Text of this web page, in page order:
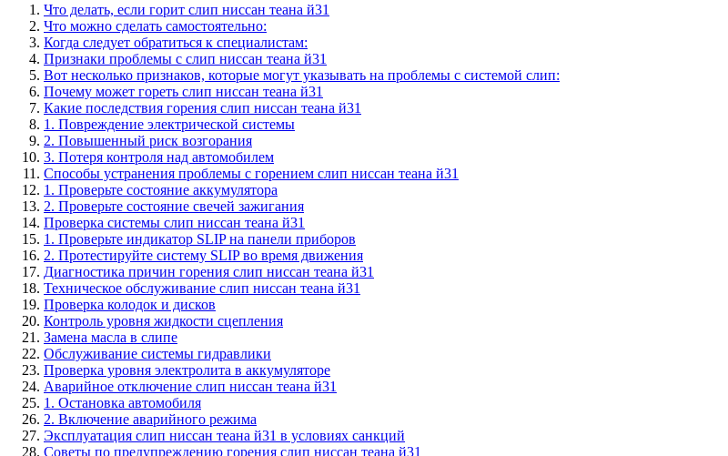
Что делать, если горит слип ниссан теана й31
Что можно сделать самостоятельно:
Когда следует обратиться к специалистам:
Признаки проблемы с слип ниссан теана й31
Вот несколько признаков, которые могут указывать на проблемы с системой слип:
Почему может гореть слип ниссан теана й31
Какие последствия горения слип ниссан теана й31
1. Повреждение электрической системы
2. Повышенный риск возгорания
3. Потеря контроля над автомобилем
Способы устранения проблемы с горением слип ниссан теана й31
1. Проверьте состояние аккумулятора
2. Проверьте состояние свечей зажигания
Проверка системы слип ниссан теана й31
1. Проверьте индикатор SLIP на панели приборов
2. Протестируйте систему SLIP во время движения
Диагностика причин горения слип ниссан теана й31
Техническое обслуживание слип ниссан теана й31
Проверка колодок и дисков
Контроль уровня жидкости сцепления
Замена масла в слипе
Обслуживание системы гидравлики
Проверка уровня электролита в аккумуляторе
Аварийное отключение слип ниссан теана й31
1. Остановка автомобиля
2. Включение аварийного режима
Эксплуатация слип ниссан теана й31 в условиях санкций
Советы по предупреждению горения слип ниссан теана й31